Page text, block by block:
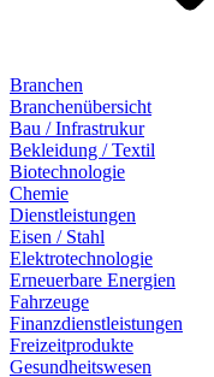
Branchen
Branchenübersicht
Bau / Infrastrukur
Bekleidung / Textil
Biotechnologie
Chemie
Dienstleistungen
Eisen / Stahl
Elektrotechnologie
Erneuerbare Energien
Fahrzeuge
Finanzdienstleistungen
Freizeitprodukte
Gesundheitswesen